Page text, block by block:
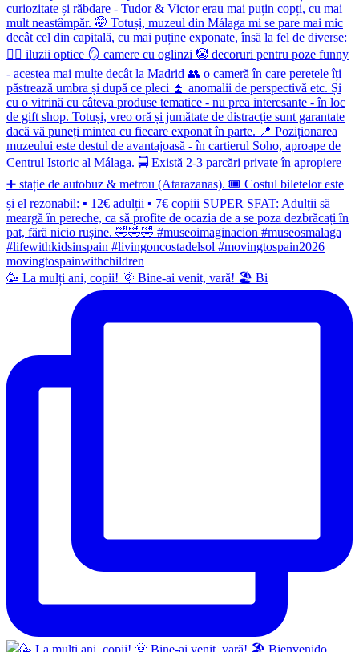
🥳 La mulți ani, copii! 🌞 Bine-ai venit, vară! 🏖 Bi